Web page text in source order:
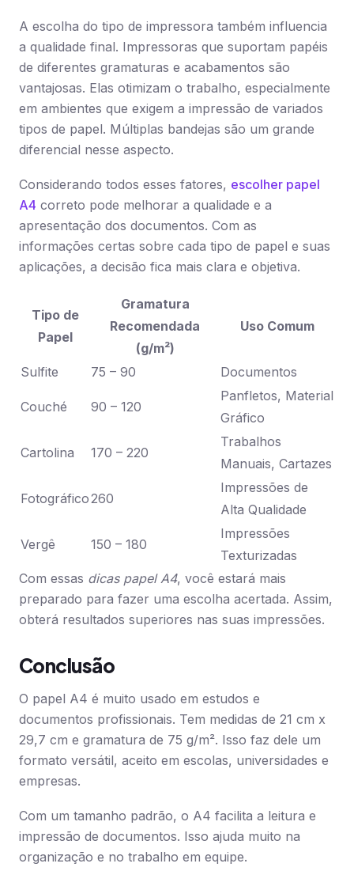
A escolha do tipo de impressora também influencia
a qualidade final. Impressoras que suportam papéis
de diferentes gramaturas e acabamentos são
vantajosas. Elas otimizam o trabalho, especialmente
em ambientes que exigem a impressão de variados
tipos de papel. Múltiplas bandejas são um grande
diferencial nesse aspecto.
Considerando todos esses fatores, escolher papel
A4 correto pode melhorar a qualidade e a
apresentação dos documentos. Com as
informações certas sobre cada tipo de papel e suas
aplicações, a decisão fica mais clara e objetiva.
Tipo de
Papel
Gramatura
Recomendada
(g/m²)
Uso Comum
Sulfite 75 – 90 Documentos
Couché 90 – 120
Panfletos, Material
Gráfico
Cartolina 170 – 220
Trabalhos
Manuais, Cartazes
Fotográfico260
Impressões de
Alta Qualidade
Vergê 150 – 180
Impressões
Texturizadas
Com essas dicas papel A4, você estará mais
preparado para fazer uma escolha acertada. Assim,
obterá resultados superiores nas suas impressões.
Conclusão
O papel A4 é muito usado em estudos e
documentos profissionais. Tem medidas de 21 cm x
29,7 cm e gramatura de 75 g/m². Isso faz dele um
formato versátil, aceito em escolas, universidades e
empresas.
Com um tamanho padrão, o A4 facilita a leitura e
impressão de documentos. Isso ajuda muito na
organização e no trabalho em equipe.